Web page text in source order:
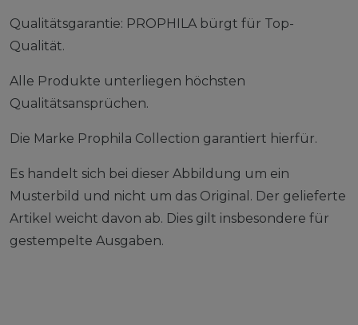
Qualitätsgarantie: PROPHILA bürgt für Top-
Qualität.
Alle Produkte unterliegen höchsten
Qualitätsansprüchen.
Die Marke Prophila Collection garantiert hierfür.
Es handelt sich bei dieser Abbildung um ein
Musterbild und nicht um das Original. Der gelieferte
Artikel weicht davon ab. Dies gilt insbesondere für
gestempelte Ausgaben.